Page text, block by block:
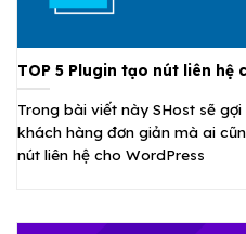
TOP 5 Plugin tạo nút liên hệ
Trong bài viết này SHost sẽ
khách hàng đơn giản mà ai
nút liên hệ cho WordPress